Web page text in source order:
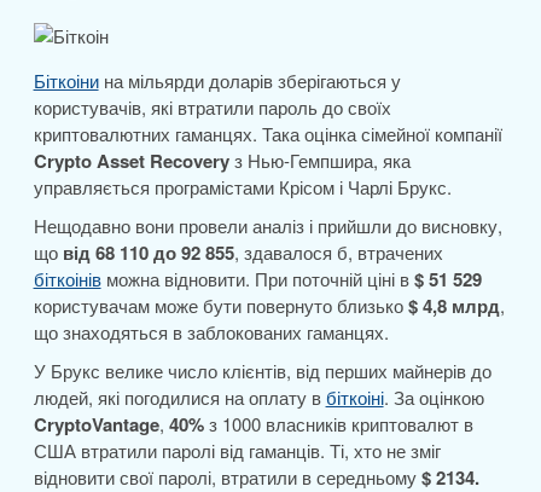
Біткоінина мільярди доларів зберігаються у
користувачів, які втратили пароль до своїх
криптовалютних гаманцях. Така оцінка сімейної компанії
Crypto Asset Recoveryз Нью-Гемпшира, яка
управляється програмістами Крісом і Чарлі Брукс.
Нещодавно вони провели аналіз і прийшли до висновку,
що від 68 110 до 92 855, здавалося б, втрачених
біткоінівможна відновити. При поточній ціні в$ 51 529
користувачам може бути повернуто близько$ 4,8 млрд,
що знаходяться в заблокованих гаманцях.
У Брукс велике число клієнтів, від перших майнерів до
людей, які погодилися на оплату вбіткоіні. За оцінкою
CryptoVantage, 40%з 1000 власників криптовалют в
США втратили паролі від гаманців. Ті, хто не зміг
відновити свої паролі, втратили в середньому$ 2134.